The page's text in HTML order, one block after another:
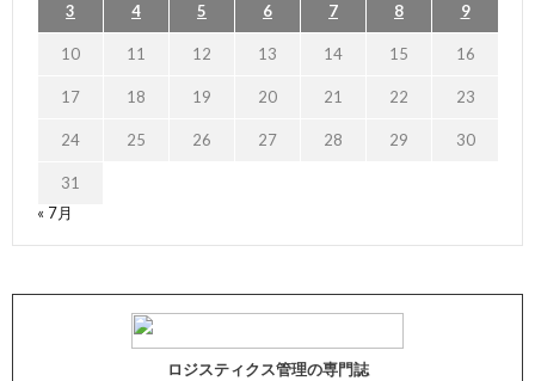
3 4 5 6 7 8 9
10 11 12 13 14 15 16
17 18 19 20 21 22 23
24 25 26 27 28 29 30
31
« 7月
ロジスティクス管理の専門誌